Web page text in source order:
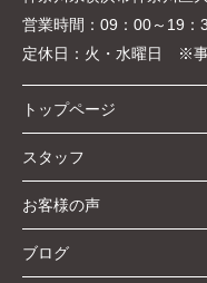
営業時間： 09：00～19：
定休日： 火・水曜日 ※事
トップページ
スタッフ
お客様の声
ブログ